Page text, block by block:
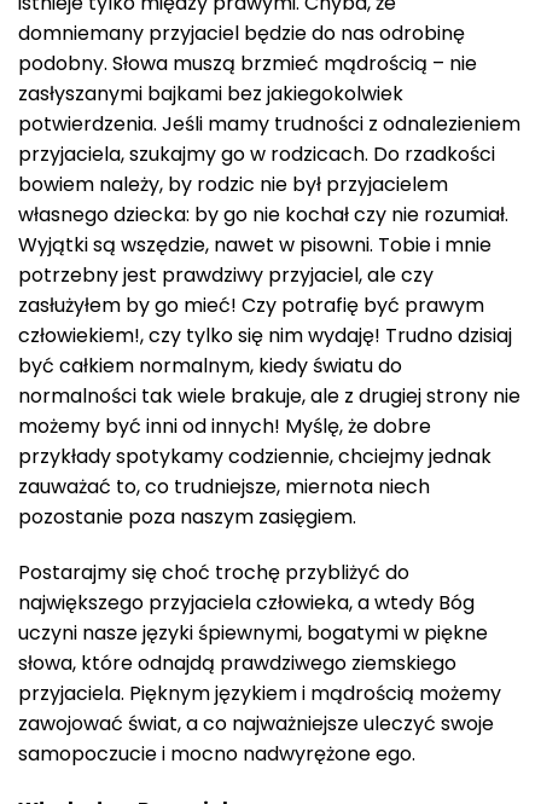
domniemany przyjaciel będzie do nas odrobinę
podobny. Słowa muszą brzmieć mądrością – nie
zasłyszanymi bajkami bez jakiegokolwiek
potwierdzenia. Jeśli mamy trudności z odnalezieniem
przyjaciela, szukajmy go w rodzicach. Do rzadkości
bowiem należy, by rodzic nie był przyjacielem
własnego dziecka: by go nie kochał czy nie rozumiał.
Wyjątki są wszędzie, nawet w pisowni. Tobie i mnie
potrzebny jest prawdziwy przyjaciel, ale czy
zasłużyłem by go mieć! Czy potrafię być prawym
człowiekiem!, czy tylko się nim wydaję! Trudno dzisiaj
być całkiem normalnym, kiedy światu do
normalności tak wiele brakuje, ale z drugiej strony nie
możemy być inni od innych! Myślę, że dobre
przykłady spotykamy codziennie, chciejmy jednak
zauważać to, co trudniejsze, miernota niech
pozostanie poza naszym zasięgiem.
Postarajmy się choć trochę przybliżyć do
największego przyjaciela człowieka, a wtedy Bóg
uczyni nasze języki śpiewnymi, bogatymi w piękne
słowa, które odnajdą prawdziwego ziemskiego
przyjaciela. Pięknym językiem i mądrością możemy
zawojować świat, a co najważniejsze uleczyć swoje
samopoczucie i mocno nadwyrężone ego.